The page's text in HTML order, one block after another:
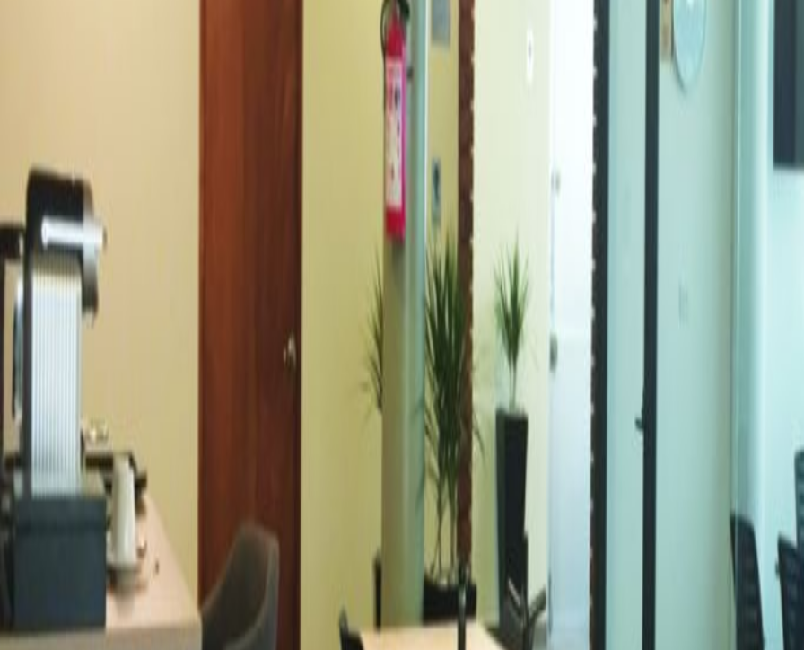
Espacios prácticos para equipos de todos los tamaños
This location provides its members with a place where they can build their
business and do it their terms! Private office suites, coworking desks and virtual
office plans are available to accommodate any size or type of business. Meeting
rooms are included with many of the premium packages. Come in and enjoy the
vibrant community that surrounds this location. Many of the area's most popular
restaurants are available on the doorstep of this location.
Oficinas relacionadas
Blvrd Valle Dorado 18, Valle Dorado, Tlalnepantla de Baz, Méx., 54020
de MX$5300 por mes
Blvd. Manuel Ávila Camacho 2610, Torre B Int. Piso 10, Tlalnepantla de Baz, 54040
de MX$2546
por mes
Cto. Circunvalación Pte. #4B, Cd. Satélite, 53100
de MX$3566
por mes
Av. Gustavo Baz Prada 47, Xocoyahualco, Tlalnepantla de Baz, Méx., 54080
de MX$5300por mes